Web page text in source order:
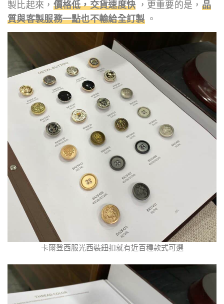
製比起來， 價格低，交貨速度快 ，更重要的是， 品
質與客製服務一點也不輸給全訂製。
卡爾登西服光西裝鈕扣就有近百種款式可選